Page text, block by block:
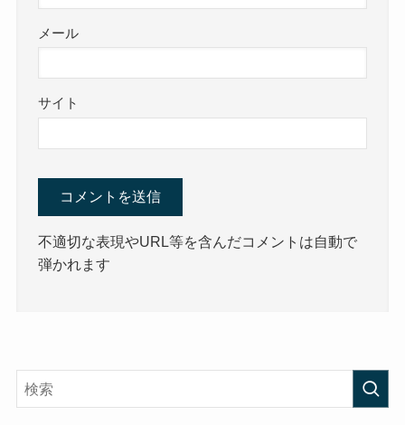
メール
サイト
不適切な表現やURL等を含んだコメントは自動で
弾かれます